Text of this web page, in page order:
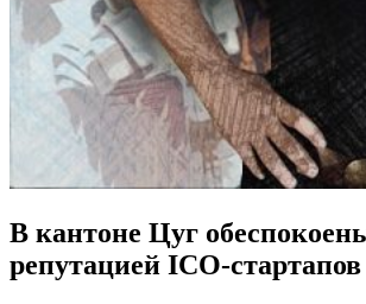
В кантоне Цуг
репутацией ICO-стартапов